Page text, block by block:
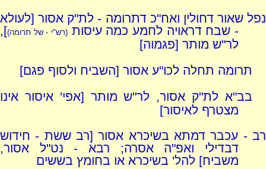
נפל שאור דחולין ואח"כ דתרומה - לת"ק אסור [לעולא
- שבח דראויה לחמע כמה עיסות(רש"י - של תרומה)],
לר"ש מותר [פגמוה]
תרומה תחלה לכו"ע אסור [השביח ולסוף פגם]
בב"א לת"ק אסור, לר"ש מותר [אפי' איסור אינו
מצטרף לאיסור]
רב - עכבר דמתא בשיכרא אסור [רב ששת - חידוש
דבדילי ואפ"ה אסרה; רבא - נט"ל אסור,
משביח] להל' בשיכרא או בחומץ בששים